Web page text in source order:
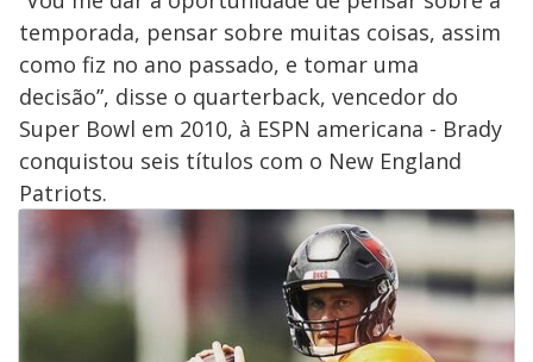
temporada, pensar sobre muitas coisas, assim
como fiz no ano passado, e tomar uma
decisão”, disse o quarterback, vencedor do
Super Bowl em 2010, à ESPN americana - Brady
conquistou seis títulos com o New England
Patriots.